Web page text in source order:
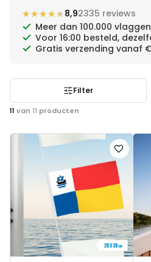
★★★★★
★★★★★8,92335 reviews
Meer dan 100.000
Voor 16:00 besteld,
Gratis verzending vanaf
11 van 11 producten
Filter
Voeg
toe
aan
verlanglijst